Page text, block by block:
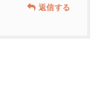
返信する